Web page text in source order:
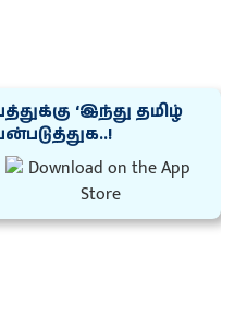
‘இந்து தமிழ்